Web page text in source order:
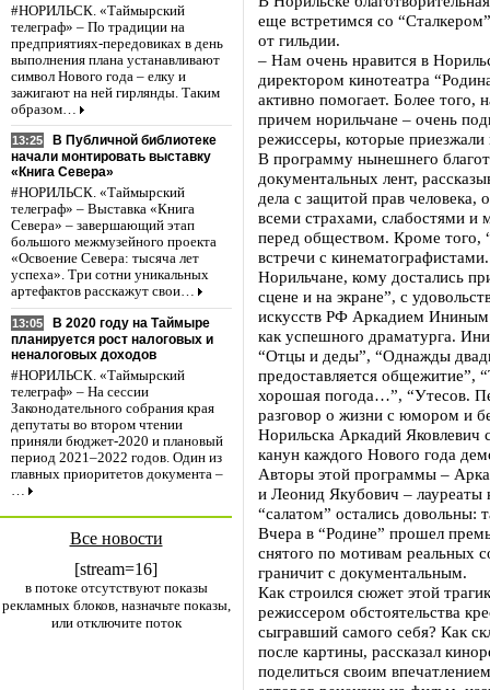
#НОРИЛЬСК. «Таймырский
телеграф» – По традиции на
предприятиях-передовиках в день
выполнения плана устанавливают
символ Нового года – елку и
зажигают на ней гирлянды. Таким
образом…
13:25
В Публичной библиотеке
начали монтировать выставку
«Книга Севера»
#НОРИЛЬСК. «Таймырский
телеграф» – Выставка «Книга
Севера» – завершающий этап
большого межмузейного проекта
«Освоение Севера: тысяча лет
успеха». Три сотни уникальных
артефактов расскажут свои…
13:05
В 2020 году на Таймыре
планируется рост налоговых и
неналоговых доходов
#НОРИЛЬСК. «Таймырский
телеграф» – На сессии
Законодательного собрания края
депутаты во втором чтении
приняли бюджет-2020 и плановый
период 2021–2022 годов. Один из
главных приоритетов документа –
…
Все новости
[stream=16]
в потоке отсутствуют показы
рекламных блоков, назначьте показы,
или отключите поток
еще встретимся со
от гильдии.
– Нам очень нравится в
директором кинотеатра
активно помогает. Более того,
причем норильчане – очень
режиссеры, которые
В программу нынешнего
документальных лент,
дела с защитой прав человека,
всеми страхами, слабостями и
перед обществом. Кроме того,
встречи с кинематографистами.
Норильчане, кому достались
сцене и на экране”, с
искусств РФ Аркадием
как успешного драматурга.
“Отцы и деды”, “Однажды
предоставляется общежитие”,
хорошая погода…”, “Утесов.
разговор о жизни с юмором и
Норильска Аркадий Яковлевич
канун каждого Нового года
Авторы этой программы –
и Леонид Якубович – лауреаты
“салатом” остались довольны:
Вчера в “Родине” прошел
снятого по мотивам реальных
граничит с документальным.
Как строился сюжет этой
режиссером обстоятельства
сыгравший самого себя? Как
после картины, рассказал
поделиться своим